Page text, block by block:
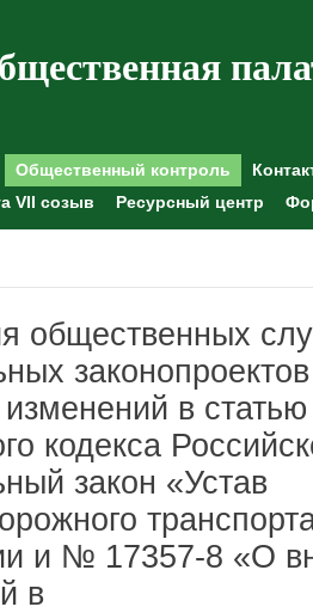
Общественный контроль
VII созыв
Ресурсный центр
общественных
в
кодекса
закон «Устав
и № 17357-8 «О
в